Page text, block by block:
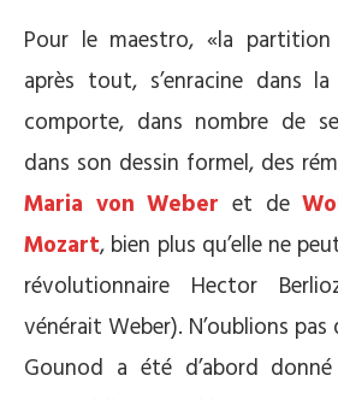
Pour le maestro, «la
après tout, s’enracine dans la
comporte, dans nombre de
dans son dessin formel, des
Maria von Weber et de
Mozart, bien plus qu’elle ne
révolutionnaire Hector
vénérait Weber). N’oublions
Gounod a été d’abord